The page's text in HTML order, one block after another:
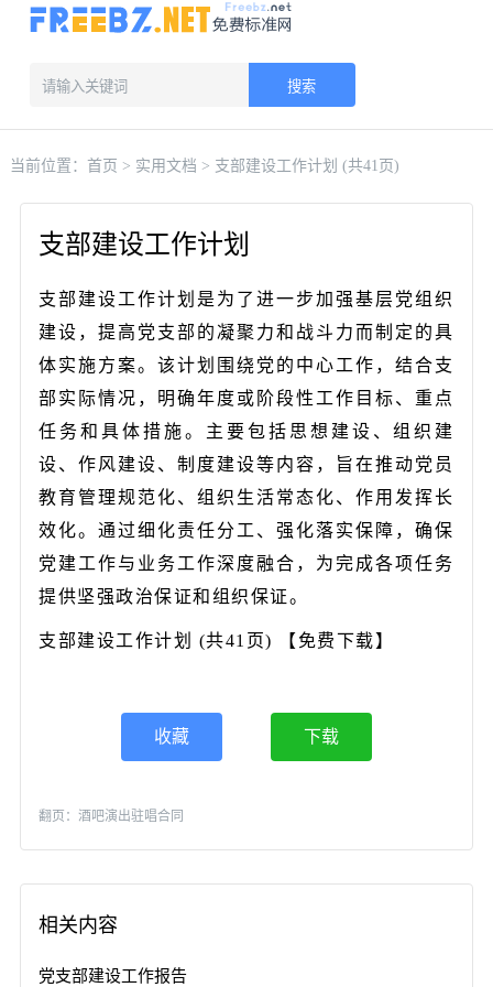
搜索
当前位置： 首页 > 实用文档 > 支部建设工作计划 (共41页)
支部建设工作计划
支部建设工作计划是为了进一步加强基层党组织
建设，提高党支部的凝聚力和战斗力而制定的具
体实施方案。该计划围绕党的中心工作，结合支
部实际情况，明确年度或阶段性工作目标、重点
任务和具体措施。主要包括思想建设、组织建
设、作风建设、制度建设等内容，旨在推动党员
教育管理规范化、组织生活常态化、作用发挥长
效化。通过细化责任分工、强化落实保障，确保
党建工作与业务工作深度融合，为完成各项任务
提供坚强政治保证和组织保证。
支部建设工作计划 (共41页) 【免费下载】
收藏 下载
翻页：酒吧演出驻唱合同
相关内容
党支部建设工作报告